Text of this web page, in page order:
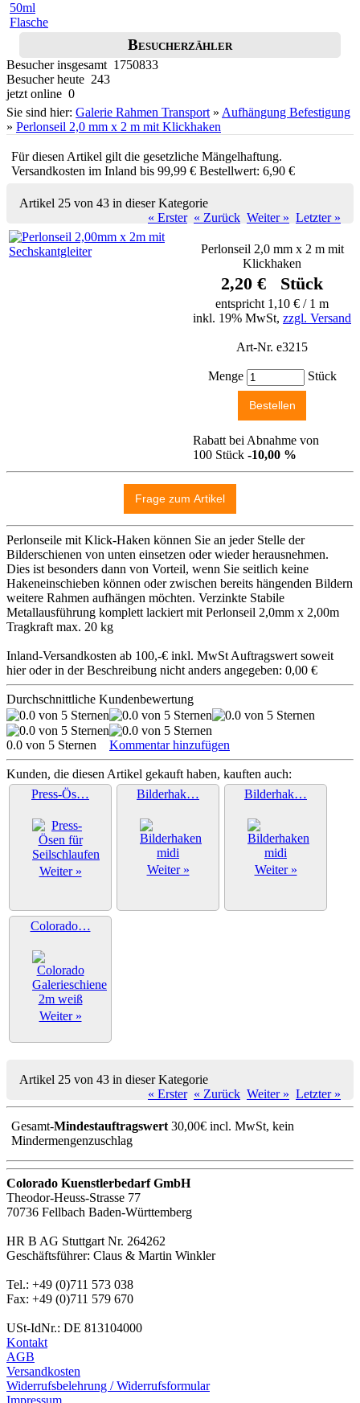
Besucherzähler
Besucher insgesamt 1750833
Besucher heute 243
jetzt online 0
Sie sind hier: Galerie Rahmen Transport » Aufhängung Befestigung
» Perlonseil 2,0 mm x 2 m mit Klickhaken
Für diesen Artikel gilt die gesetzliche Mängelhaftung.
Versandkosten im Inland bis 99,99 € Bestellwert: 6,90 €
Artikel 25 von 43 in dieser Kategorie
« Erster « Zurück Weiter » Letzter »
Perlonseil 2,0 mm x 2 m mit
Klickhaken
2,20 € Stück
entspricht 1,10 € / 1 m
inkl. 19% MwSt, zzgl. Versand
Art-Nr. e3215
Menge Stück
Rabatt bei Abnahme von
100 Stück -10,00 %
Perlonseile mit Klick-Haken können Sie an jeder Stelle der
Bilderschienen von unten einsetzen oder wieder herausnehmen.
Dies ist besonders dann von Vorteil, wenn Sie seitlich keine
Hakeneinschieben können oder zwischen bereits hängenden Bildern
weitere Rahmen aufhängen möchten. Verzinkte Stabile
Metallausführung komplett lackiert mit Perlonseil 2,0mm x 2,00m
Tragkraft max. 20 kg
Inland-Versandkosten ab 100,-€ inkl. MwSt Auftragswert soweit
hier oder in der Beschreibung nicht anders angegeben: 0,00 €
Durchschnittliche Kundenbewertung
0.0 von 5 Sternen Kommentar hinzufügen
Kunden, die diesen Artikel gekauft haben, kauften auch:
Press-Ös…
Weiter »
Bilderhak…
Weiter »
Bilderhak…
Weiter »
Colorado…
Weiter »
Artikel 25 von 43 in dieser Kategorie
« Erster « Zurück Weiter » Letzter »
Gesamt-Mindestauftragswert30,00€ incl. MwSt, kein
Mindermengenzuschlag
Colorado Kuenstlerbedarf GmbH
Theodor-Heuss-Strasse 77
70736 Fellbach Baden-Württemberg
HR B AG Stuttgart Nr. 264262
Geschäftsführer: Claus & Martin Winkler
Tel.: +49 (0)711 573 038
Fax: +49 (0)711 579 670
USt-IdNr.: DE 813104000
Kontakt
AGB
Versandkosten
Widerrufsbelehrung / Widerrufsformular
Impressum